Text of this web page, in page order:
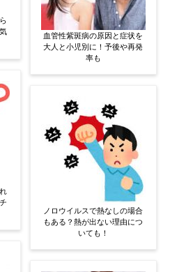
血管性紫斑病の原因と症状を
大人と小児別に！予後や再発
率も
ノロウイルスで熱なしの場合
もある？熱が出ない理由につ
いても！